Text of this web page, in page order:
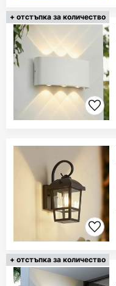
+ отстъпка за количество
+ отстъпка за количество